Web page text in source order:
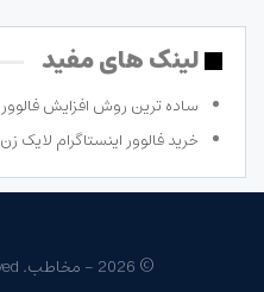
لینک های مفید
ساده ترین روش افزایش فالوور
خرید فالوور اینستاگرام لایک زن
© 2026 - مخاطب. All Rights Reserved.